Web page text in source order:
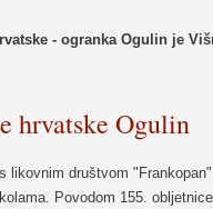
- ogranka Ogulin je
hrvatske Ogulin
likovnim društvom
Povodom 155.